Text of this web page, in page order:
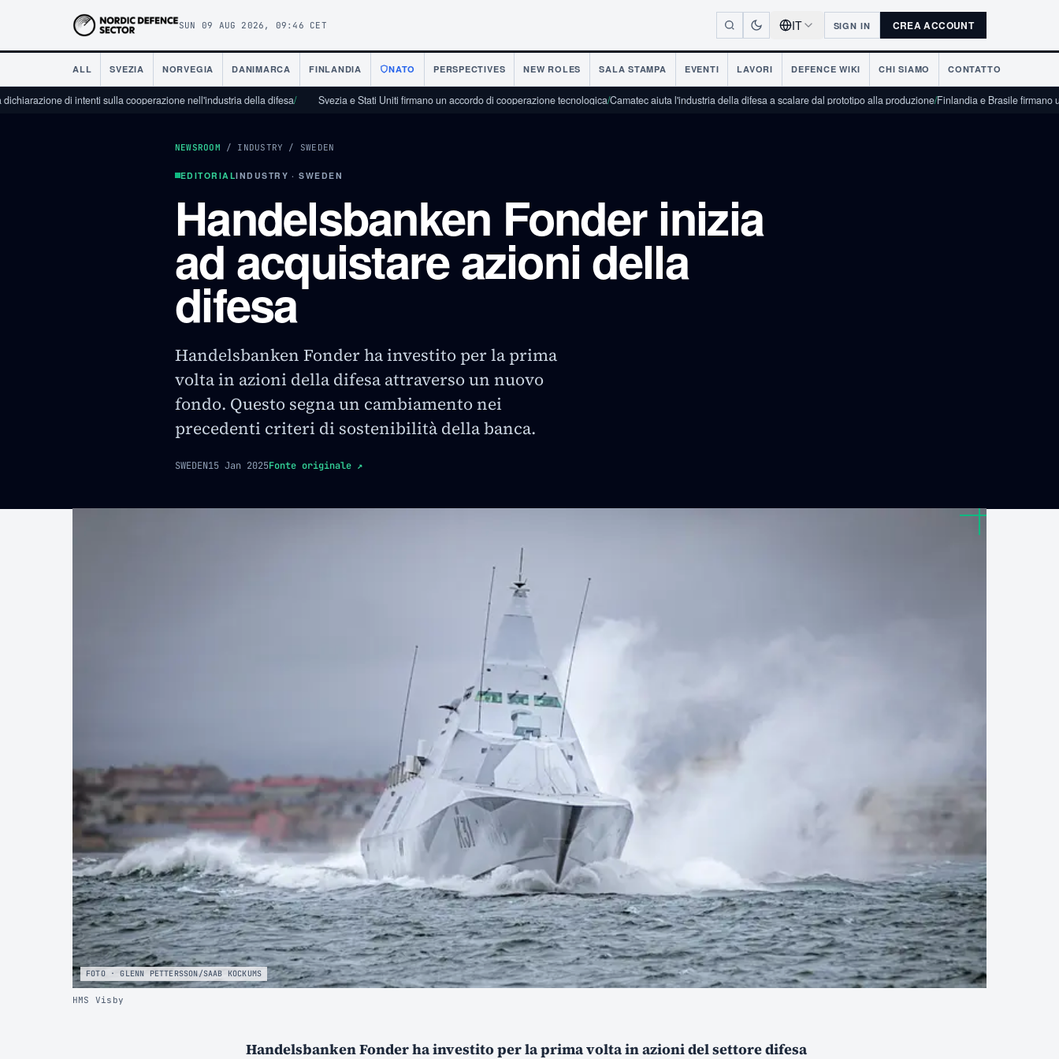
SUN 09 AUG 2026, 09:46 CET IT SIGN IN CREA ACCOUNT
ALL SVEZIA NORVEGIA DANIMARCA FINLANDIA NATO PERSPECTIVES NEW ROLES SALA STAMPA EVENTI LAVORI DEFENCE WIKI CHI SIAMO CONTATTO
di intenti sulla cooperazione nell'industria della difesa/ Svezia e Stati Uniti firmano un accordo di cooperazione tecnologica/Camatec aiuta l'industria della difesa a scalare dal prototipo alla produzione /Finlandia e Brasile firmano una
NEWSROOM / INDUSTRY / SWEDEN
EDITORIALINDUSTRY · SWEDEN
Handelsbanken Fonder inizia
ad acquistare azioni della
difesa
Handelsbanken Fonder ha investito per la prima
volta in azioni della difesa attraverso un nuovo
fondo. Questo segna un cambiamento nei
precedenti criteri di sostenibilità della banca.
SWEDEN15 Jan 2025Fonte originale ↗
FOTO · GLENN PETTERSSON/SAAB KOCKUMS
HMS Visby
Handelsbanken Fonder ha investito per la prima volta in azioni del settore difesa